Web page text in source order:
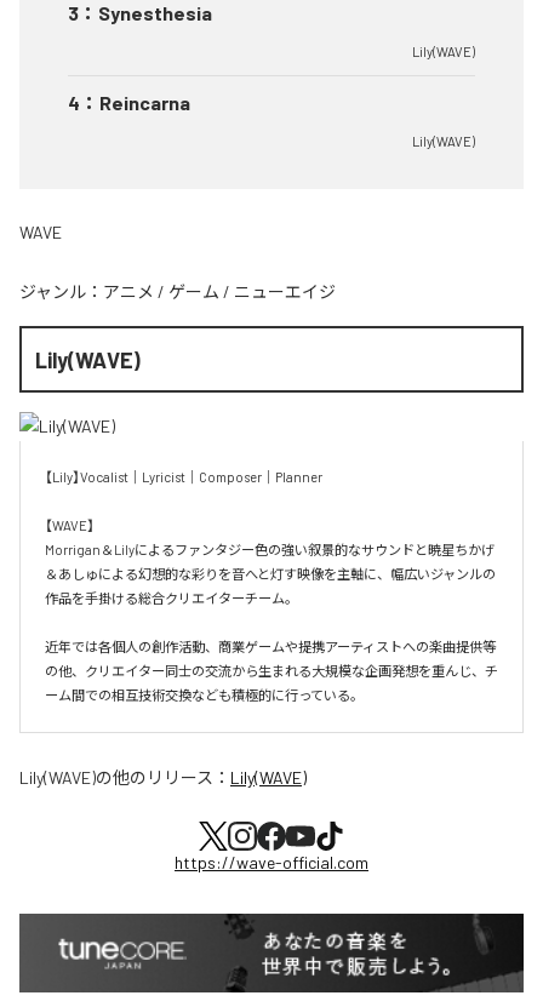
3 ： Synesthesia
Lily(WAVE)
4 ： Reincarna
Lily(WAVE)
WAVE
ジャンル： アニメ / ゲーム / ニューエイジ
Lily(WAVE)
【Lily】Vocalist｜Lyricist｜Composer｜Planner
【WAVE】
Morrigan＆Lilyによるファンタジー色の強い叙景的なサウンドと暁星ちかげ
＆あしゅによる幻想的な彩りを音へと灯す映像を主軸に、幅広いジャンルの
作品を手掛ける総合クリエイターチーム。
近年では各個人の創作活動、商業ゲームや提携アーティストへの楽曲提供等
の他、クリエイター同士の交流から生まれる大規模な企画発想を重んじ、チ
ーム間での相互技術交換なども積極的に行っている。
Lily(WAVE)の他のリリース： Lily(WAVE)
https://wave-official.com